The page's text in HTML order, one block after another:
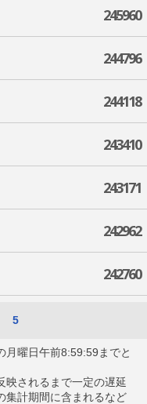
245960
244796
244118
243410
243171
242962
242760
5
曜日午前8:59:59までと
されるまで一定の遅延
集計期間に含まれるなど